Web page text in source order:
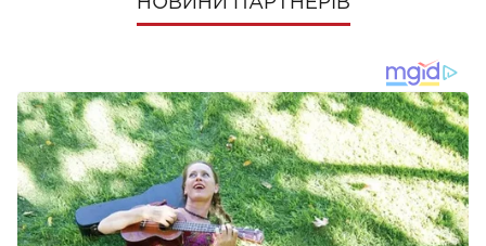
НОВИНИ ПАРТНЕРІВ